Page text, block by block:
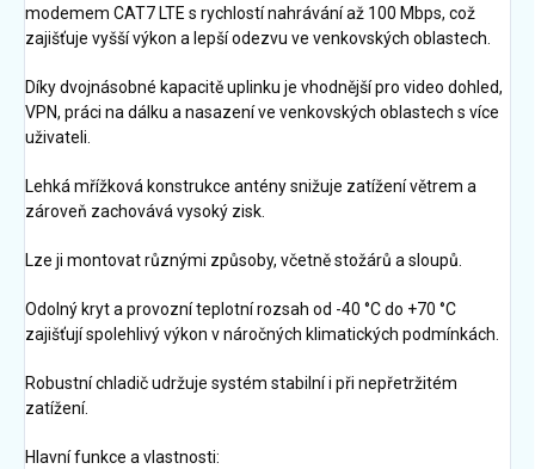
modemem CAT7 LTE s rychlostí nahrávání až 100 Mbps, což
zajišťuje vyšší výkon a lepší odezvu ve venkovských oblastech.
Díky dvojnásobné kapacitě uplinku je vhodnější pro video dohled,
VPN, práci na dálku a nasazení ve venkovských oblastech s více
uživateli.
Lehká mřížková konstrukce antény snižuje zatížení větrem a
zároveň zachovává vysoký zisk.
Lze ji montovat různými způsoby, včetně stožárů a sloupů.
Odolný kryt a provozní teplotní rozsah od -40 °C do +70 °C
zajišťují spolehlivý výkon v náročných klimatických podmínkách.
Robustní chladič udržuje systém stabilní i při nepřetržitém
zatížení.
Hlavní funkce a vlastnosti: